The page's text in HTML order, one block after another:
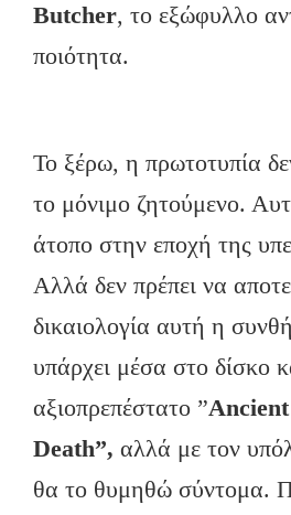
Butcher, το εξώφυλλο
ποιότητα.
Το ξέρω, η πρωτοτυπία
το μόνιμο ζητούμενο.
άτοπο στην εποχή της
Αλλά δεν πρέπει να
δικαιολογία αυτή η
υπάρχει μέσα στο δίσκο
αξιοπρεπέστατο ”Ancient
Death”, αλλά με τον
θα το θυμηθώ σύντομα.